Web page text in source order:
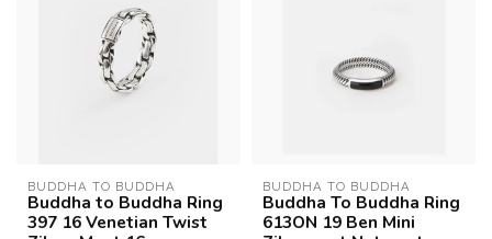
BUDDHA TO BUDDHA
Buddha to Buddha Ring
397 16 Venetian Twist
BUDDHA TO BUDDHA
Buddha To Buddha Ring
613ON 19 Ben Mini